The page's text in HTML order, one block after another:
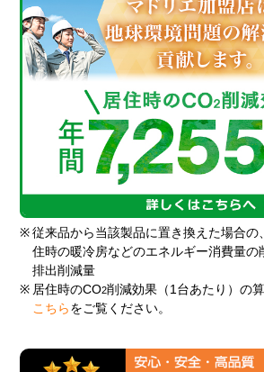
※ 従来品から当該製品に置き換えた場合の
住時の暖冷房などのエネルギー消費量の
排出削減量
※ 居住時のCO2削減効果（1台あたり）の
こちら をご覧ください。